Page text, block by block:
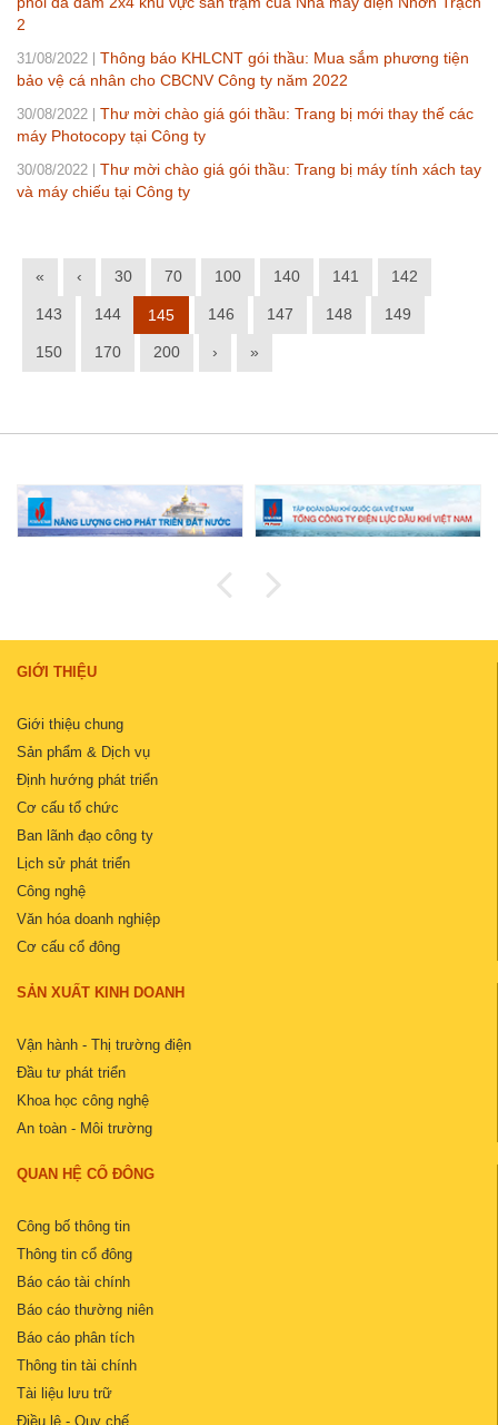
2
31/08/2022
Thông báo KHLCNT gói thầu: Mua sắm phương tiện
bảo vệ cá nhân cho CBCNV Công ty năm 2022
30/08/2022
Thư mời chào giá gói thầu: Trang bị mới thay thế các
máy Photocopy tại Công ty
30/08/2022
Thư mời chào giá gói thầu: Trang bị máy tính xách tay
và máy chiếu tại Công ty
« ‹ 30 70 100 140 141 142
143 144 145 146 147 148 149
150 170 200 › »
GIỚI THIỆU
Giới thiệu chung
Sản phẩm & Dịch vụ
Định hướng phát triển
Cơ cấu tổ chức
Ban lãnh đạo công ty
Lịch sử phát triển
Công nghệ
Văn hóa doanh nghiệp
Cơ cấu cổ đông
SẢN XUẤT KINH DOANH
Vận hành - Thị trường điện
Đầu tư phát triển
Khoa học công nghệ
An toàn - Môi trường
QUAN HỆ CỔ ĐÔNG
Công bố thông tin
Thông tin cổ đông
Báo cáo tài chính
Báo cáo thường niên
Báo cáo phân tích
Thông tin tài chính
Tài liệu lưu trữ
Điều lệ - Quy chế